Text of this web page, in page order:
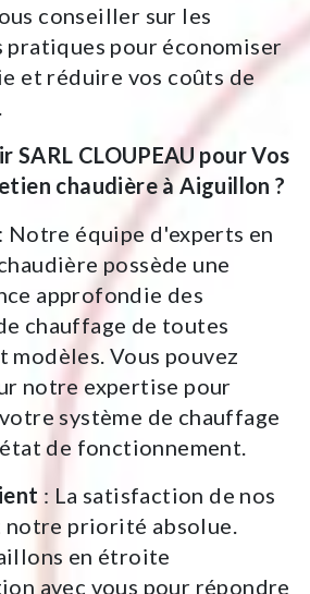
conseiller sur les
pratiques pour économiser
et réduire vos coûts de
SARL CLOUPEAU pour Vos
chaudière à Aiguillon ?
: Notre équipe d'experts en
possède une
approfondie des
chauffage de toutes
modèles. Vous pouvez
notre expertise pour
système de chauffage
de fonctionnement.
: La satisfaction de nos
notre priorité absolue.
en étroite
avec vous pour répondre